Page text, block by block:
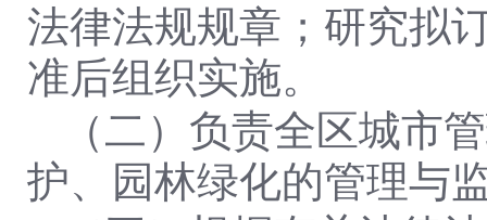
法律法规规章；研究拟
准后组织实施。
（二）负责全区城市
护、园林绿化的管理与